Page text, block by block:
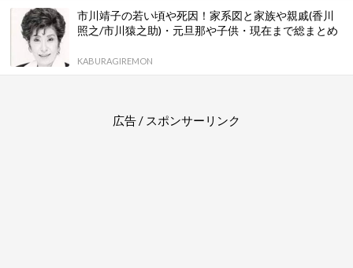
市川靖子の若い頃や死因！家系図と家族や親戚(香川
照之/市川猿之助)・元旦那や子供・現在まで総まとめ
KABURAGIREMON
広告 / スポンサーリンク